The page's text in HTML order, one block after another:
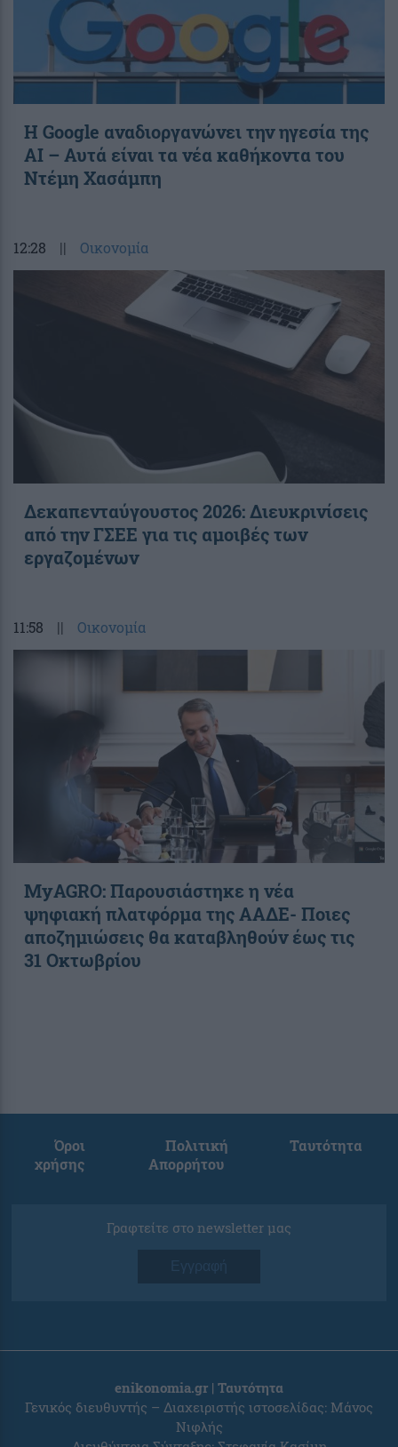
Η Google αναδιοργανώνει την ηγεσία της
AI – Αυτά είναι τα νέα καθήκοντα του
Ντέμη Χασάμπη
12:28 || Οικονομία
Δεκαπενταύγουστος 2026: Διευκρινίσεις
από την ΓΣΕΕ για τις αμοιβές των
εργαζομένων
11:58 || Οικονομία
ΜyAGRO: Παρουσιάστηκε η νέα
ψηφιακή πλατφόρμα της ΑΑΔΕ- Ποιες
αποζημιώσεις θα καταβληθούν έως τις
31 Οκτωβρίου
Όροι
χρήσης
Πολιτική
Απορρήτου
Ταυτότητα
Γραφτείτε στο newsletter μας
Εγγραφή
enikonomia.gr | Ταυτότητα
Γενικός διευθυντής – Διαχειριστής ιστοσελίδας: Μάνος
Νιφλής